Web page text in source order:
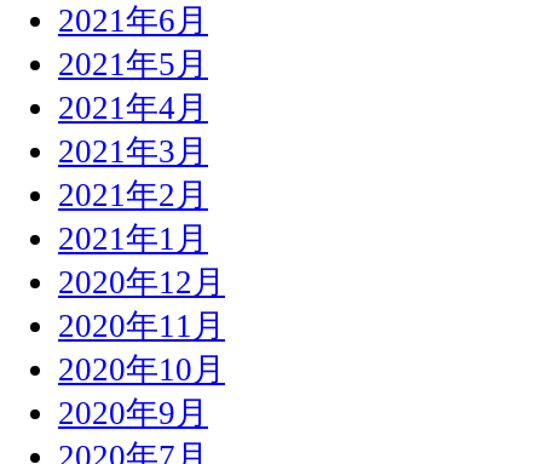
2021年6月
2021年5月
2021年4月
2021年3月
2021年2月
2021年1月
2020年12月
2020年11月
2020年10月
2020年9月
2020年7月